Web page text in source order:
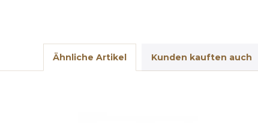
Ähnliche Artikel Kunden kauften auch